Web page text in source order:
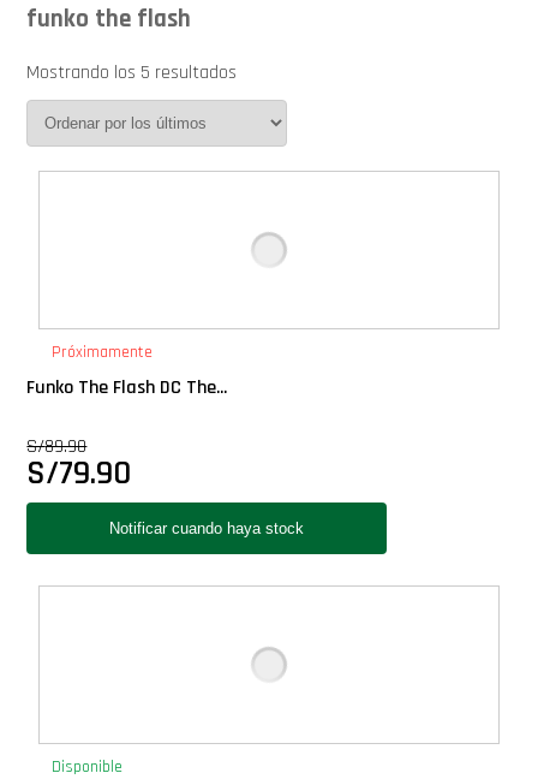
Calendario de Adviento
Cover Pop!
Exclusivos
Gift Cards
Llaveros Pop
Moments
funko the flash
Mostrando los 5 resultados
Próximamente
Funko The Flash DC The...
S/89.90
S/79.90
Disponible